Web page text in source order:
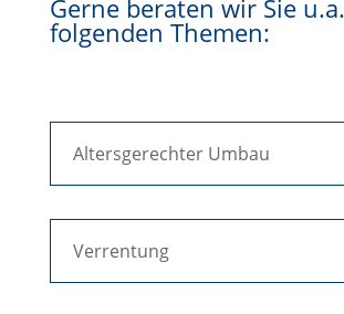
Gerne beraten wir Sie
folgenden Themen:
Altersgerechter Umbau
Verrentung